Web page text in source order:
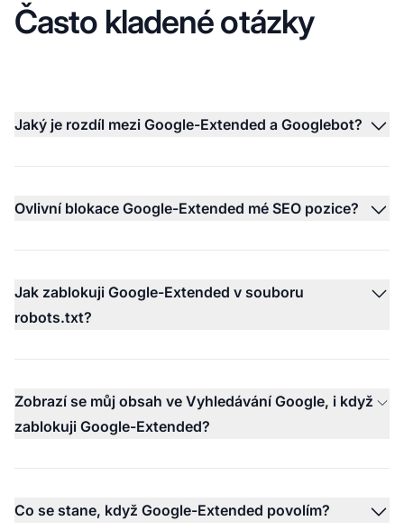
Často kladené otázky
Jaký je rozdíl mezi Google-Extended a Googlebot?
Ovlivní blokace Google-Extended mé SEO pozice?
Jak zablokuji Google-Extended v souboru
robots.txt?
Zobrazí se můj obsah ve Vyhledávání Google, i když
zablokuji Google-Extended?
Co se stane, když Google-Extended povolím?